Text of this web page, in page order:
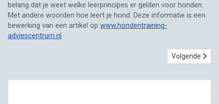
belang dat je weet welke leerprincipes er gelden voor honden.
Met andere woorden hoe leert je hond. Deze informatie is een
bewerking van een artikel op www.hondentraining-
adviescentrum.nl
Volgende
Volgende